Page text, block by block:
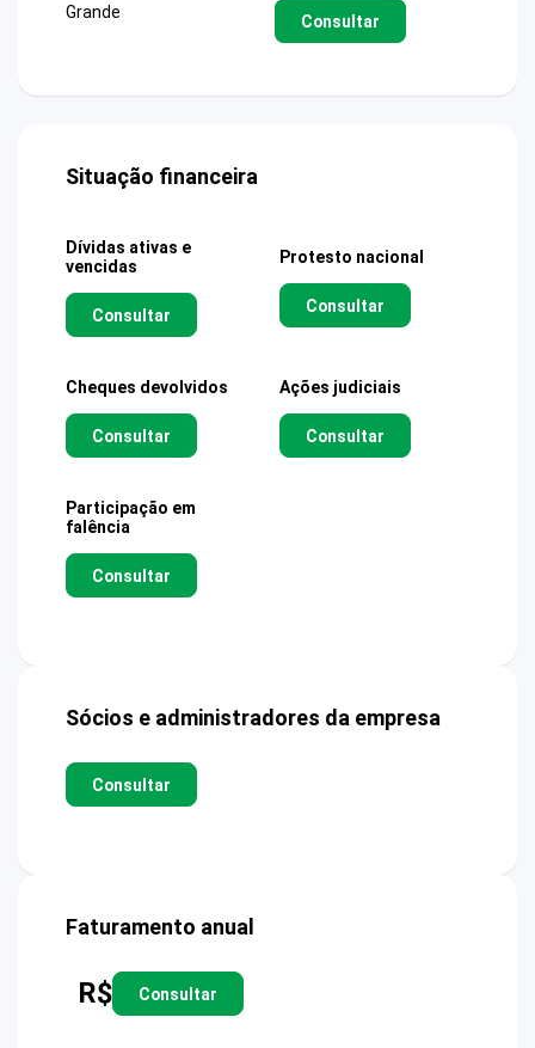
Grande
Consultar
Situação financeira
Dívidas ativas e
vencidas
Consultar
Protesto nacional
Consultar
Cheques devolvidos
Consultar
Ações judiciais
Consultar
Participação em
falência
Consultar
Sócios e administradores da empresa
Consultar
Faturamento anual
R$ Consultar